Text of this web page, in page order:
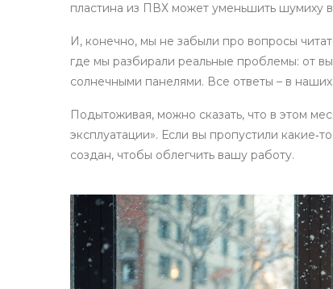
пластина из ПВХ может уменьшить шумиху в
И, конечно, мы не забыли про вопросы
где мы разбирали реальные проблемы: от
солнечными панелями. Все ответы – в наших
Подытоживая, можно сказать, что в этом
эксплуатации». Если вы пропустили
создан, чтобы облегчить вашу работу.